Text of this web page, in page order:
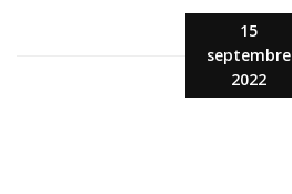
15
septembre
2022